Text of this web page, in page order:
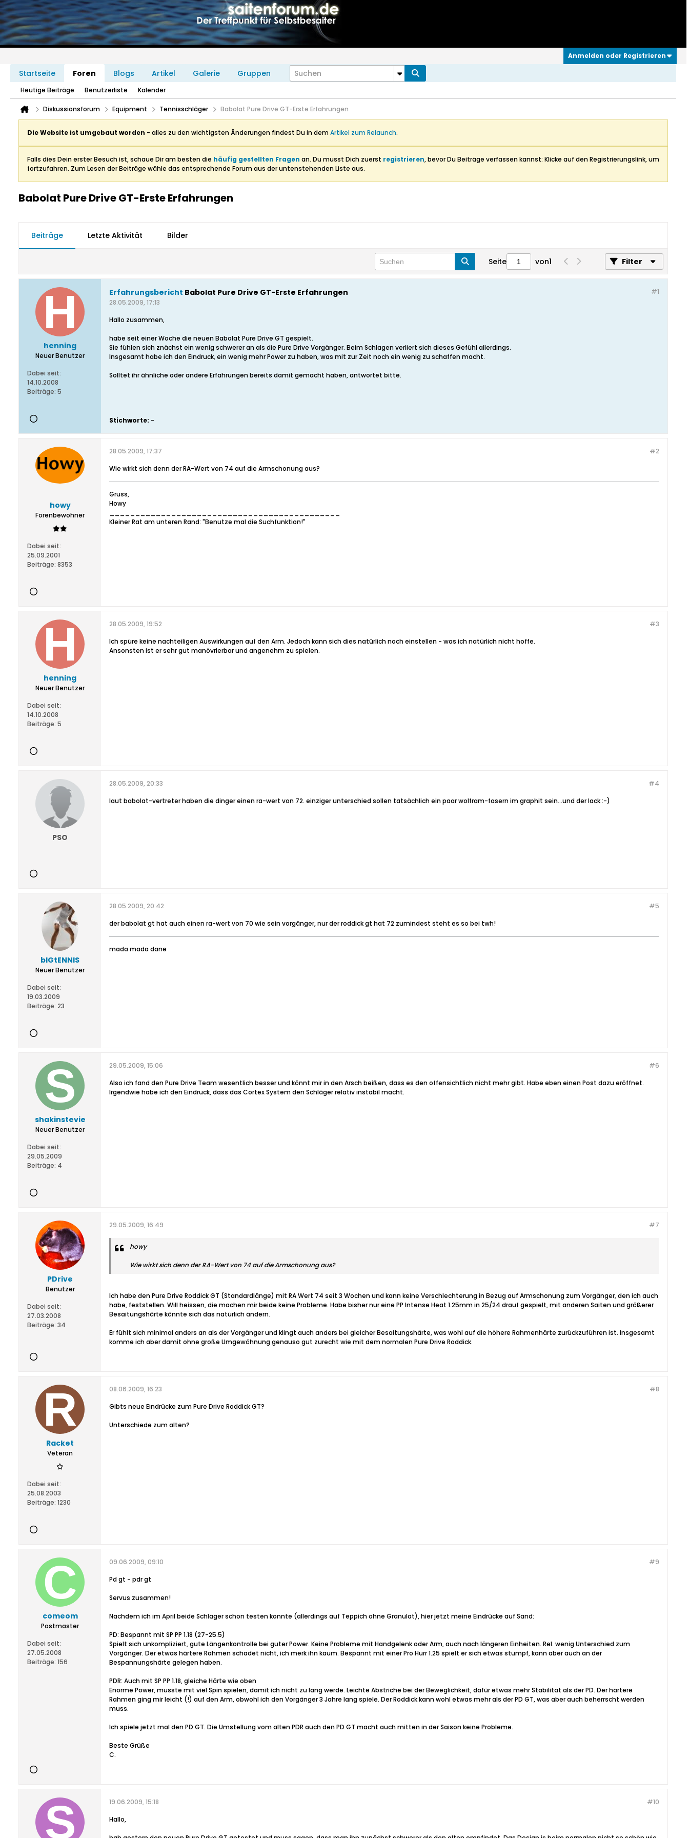
Anmelden oder Registrieren
Startseite Foren Blogs Artikel Galerie Gruppen
Heutige Beiträge Benutzerliste Kalender
Diskussionsforum Equipment Tennisschläger Babolat Pure Drive GT-Erste Erfahrungen
Die Website ist umgebaut worden - alles zu den wichtigsten Änderungen findest Du in demArtikel zum Relaunch.
Falls dies Dein erster Besuch ist, schaue Dir am besten die häufig gestellten Fragen an. Du musst Dich zuerst registrieren, bevor Du Beiträge verfassen kannst: Klicke auf den Registrierungslink, um
fortzufahren. Zum Lesen der Beiträge wähle das entsprechende Forum aus der untenstehenden Liste aus.
Babolat Pure Drive GT-Erste Erfahrungen
Beiträge Letzte Aktivität Bilder
Seite von1 Filter
henning
Neuer Benutzer
Dabei seit:
14.10.2008
Beiträge: 5
#1
Erfahrungsbericht Babolat Pure Drive GT-Erste Erfahrungen
28.05.2009, 17:13
Hallo zusammen,
habe seit einer Woche die neuen Babolat Pure Drive GT gespielt.
Sie fühlen sich znächst ein wenig schwerer an als die Pure Drive Vorgänger. Beim Schlagen verliert sich dieses Gefühl allerdings.
Insgesamt habe ich den Eindruck, ein wenig mehr Power zu haben, was mit zur Zeit noch ein wenig zu schaffen macht.
Solltet ihr ähnliche oder andere Erfahrungen bereits damit gemacht haben, antwortet bitte.
Stichworte: -
howy
Forenbewohner
Dabei seit:
25.09.2001
Beiträge: 8353
#2
28.05.2009, 17:37
Wie wirkt sich denn der RA-Wert von 74 auf die Armschonung aus?
Gruss,
Howy
Kleiner Rat am unteren Rand: "Benutze mal die Suchfunktion!"
henning
Neuer Benutzer
Dabei seit:
14.10.2008
Beiträge: 5
#3
28.05.2009, 19:52
Ich spüre keine nachteiligen Auswirkungen auf den Arm. Jedoch kann sich dies natürlich noch einstellen - was ich natürlich nicht hoffe.
Ansonsten ist er sehr gut manövrierbar und angenehm zu spielen.
PSO
#4
28.05.2009, 20:33
laut babolat-vertreter haben die dinger einen ra-wert von 72. einziger unterschied sollen tatsächlich ein paar wolfram-fasern im graphit sein...und der lack :-)
bIGtENNIS
Neuer Benutzer
Dabei seit:
19.03.2009
Beiträge: 23
#5
28.05.2009, 20:42
der babolat gt hat auch einen ra-wert von 70 wie sein vorgänger, nur der roddick gt hat 72 zumindest steht es so bei twh!
mada mada dane
shakinstevie
Neuer Benutzer
Dabei seit:
29.05.2009
Beiträge: 4
#6
29.05.2009, 15:06
Also ich fand den Pure Drive Team wesentlich besser und könnt mir in den Arsch beißen, dass es den offensichtlich nicht mehr gibt. Habe eben einen Post dazu eröffnet.
Irgendwie habe ich den Eindruck, dass das Cortex System den Schläger relativ instabil macht.
PDrive
Benutzer
Dabei seit:
27.03.2008
Beiträge: 34
#7
29.05.2009, 16:49
howy
Wie wirkt sich denn der RA-Wert von 74 auf die Armschonung aus?
Ich habe den Pure Drive Roddick GT (Standardlänge) mit RA Wert 74 seit 3 Wochen und kann keine Verschlechterung in Bezug auf Armschonung zum Vorgänger, den ich auch
habe, feststellen. Will heissen, die machen mir beide keine Probleme. Habe bisher nur eine PP Intense Heat 1.25mm in 25/24 drauf gespielt, mit anderen Saiten und größerer
Besaitungshärte könnte sich das natürlich ändern.
Er fühlt sich minimal anders an als der Vorgänger und klingt auch anders bei gleicher Besaitungshärte, was wohl auf die höhere Rahmenhärte zurückzuführen ist. Insgesamt
komme ich aber damit ohne große Umgewöhnung genauso gut zurecht wie mit dem normalen Pure Drive Roddick.
Racket
Veteran
Dabei seit:
25.08.2003
Beiträge: 1230
#8
08.06.2009, 16:23
Gibts neue Eindrücke zum Pure Drive Roddick GT?
Unterschiede zum alten?
comeom
Postmaster
Dabei seit:
27.05.2008
Beiträge: 156
#9
09.06.2009, 09:10
Pd gt - pdr gt
Servus zusammen!
Nachdem ich im April beide Schläger schon testen konnte (allerdings auf Teppich ohne Granulat), hier jetzt meine Eindrücke auf Sand:
PD: Bespannt mit SP PP 1.18 (27-25.5)
Spielt sich unkompliziert, gute Längenkontrolle bei guter Power. Keine Probleme mit Handgelenk oder Arm, auch nach längeren Einheiten. Rel. wenig Unterschied zum
Vorgänger. Der etwas härtere Rahmen schadet nicht, ich merk ihn kaum. Bespannt mit einer Pro Hurr 1.25 spielt er sich etwas stumpf, kann aber auch an der
Bespannungshärte gelegen haben.
PDR: Auch mit SP PP 1.18, gleiche Härte wie oben
Enorme Power, musste mit viel Spin spielen, damit ich nicht zu lang werde. Leichte Abstriche bei der Beweglichkeit, dafür etwas mehr Stabilität als der PD. Der härtere
Rahmen ging mir leicht (!) auf den Arm, obwohl ich den Vorgänger 3 Jahre lang spiele. Der Roddick kann wohl etwas mehr als der PD GT, was aber auch beherrscht werden
muss.
Ich spiele jetzt mal den PD GT. Die Umstellung vom alten PDR auch den PD GT macht auch mitten in der Saison keine Probleme.
Beste Grüße
C.
#10
19.06.2009, 15:18
Hallo,